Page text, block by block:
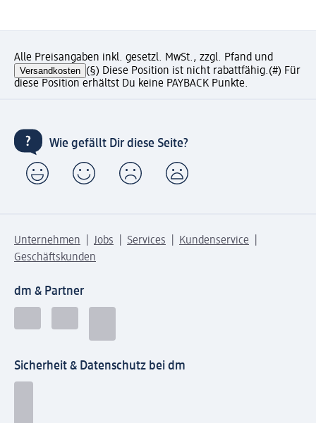
Alle Preisangaben inkl. gesetzl. MwSt., zzgl. Pfand und
Versandkosten (§) Diese Position ist nicht rabattfähig.(#) Für
diese Position erhältst Du keine PAYBACK Punkte.
Wie gefällt Dir diese Seite?
Unternehmen Jobs Services
Kundenservice
Geschäftskunden
dm & Partner
Sicherheit & Datenschutz bei dm